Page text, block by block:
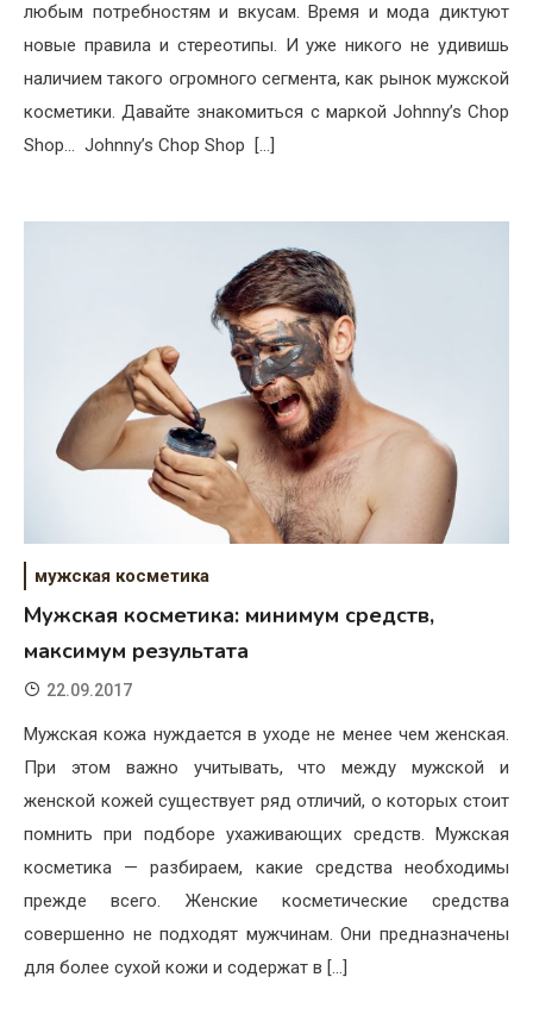
любым потребностям и вкусам. Время и мода диктуют
новые правила и стереотипы. И уже никого не удивишь
наличием такого огромного сегмента, как рынок мужской
косметики. Давайте знакомиться с маркой Johnny’s Chop
Shop… Johnny’s Chop Shop […]
мужская косметика
Мужская косметика: минимум средств,
максимум результата
22.09.2017
Мужская кожа нуждается в уходе не менее чем женская.
При этом важно учитывать, что между мужской и
женской кожей существует ряд отличий, о которых стоит
помнить при подборе ухаживающих средств. Мужская
косметика — разбираем, какие средства необходимы
прежде всего. Женские косметические средства
совершенно не подходят мужчинам. Они предназначены
для более сухой кожи и содержат в […]